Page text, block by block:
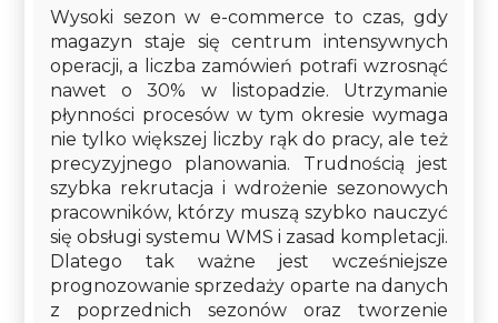
Wysoki sezon w e-commerce to czas, gdy
magazyn staje się centrum intensywnych
operacji, a liczba zamówień potrafi wzrosnąć
nawet o 30% w listopadzie. Utrzymanie
płynności procesów w tym okresie wymaga
nie tylko większej liczby rąk do pracy, ale też
precyzyjnego planowania. Trudnością jest
szybka rekrutacja i wdrożenie sezonowych
pracowników, którzy muszą szybko nauczyć
się obsługi systemu WMS i zasad kompletacji.
Dlatego tak ważne jest wcześniejsze
prognozowanie sprzedaży oparte na danych
z poprzednich sezonów oraz tworzenie